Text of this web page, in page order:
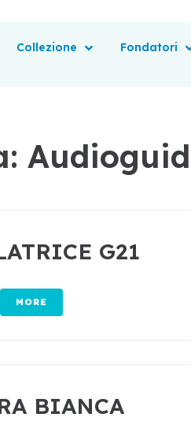
Collezione Fondatori
G21
MORE
BIANCA